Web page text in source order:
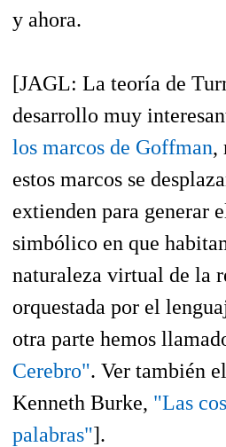
y ahora.
[JAGL: La teoría de
desarrollo muy
los marcos de Goffman,
estos marcos se
extienden para generar
simbólico en que
naturaleza virtual de la
orquestada por el
otra parte hemos
Cerebro". Ver también
Kenneth Burke, "Las
palabras"].